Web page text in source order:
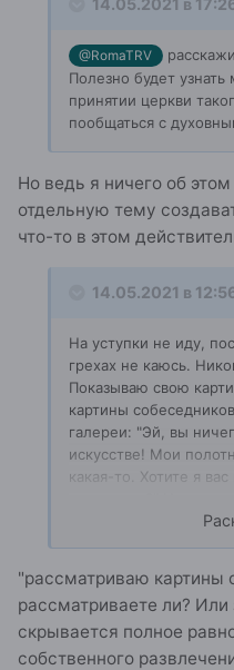
14.05.2021 в
@RomaTRV
Полезно будет
принятии церкви
пообщаться с
Но ведь я ничего об
отдельную тему
что-то в этом
14.05.2021 в
На уступки не иду,
грехах не каюсь.
Показываю свою
картины
галереи: "Эй, вы
искусстве! Мои
какая-то. Хотите я
самый компетентный
найдете правду и
"рассматриваю картины
рассматриваете ли?
скрывается полное
собственного